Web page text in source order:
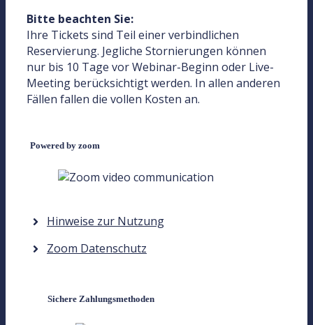
Bitte beachten Sie:
Ihre Tickets sind Teil einer verbindlichen
Reservierung. Jegliche Stornierungen können
nur bis 10 Tage vor Webinar-Beginn oder Live-
Meeting berücksichtigt werden. In allen anderen
Fällen fallen die vollen Kosten an.
Powered by zoom
Hinweise zur Nutzung
Zoom Datenschutz
Sichere Zahlungsmethoden